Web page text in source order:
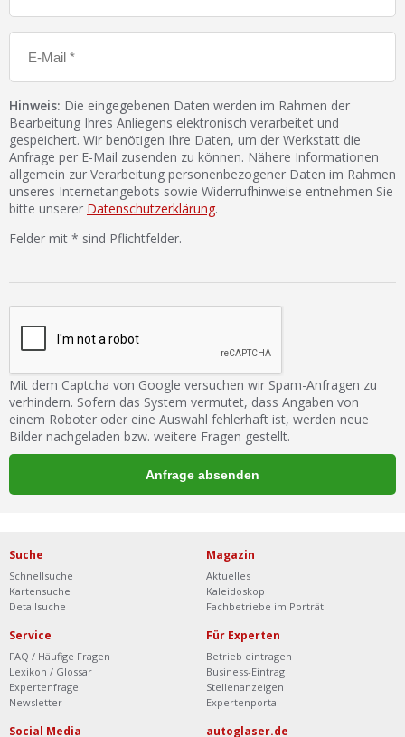
Hinweis: Die eingegebenen Daten werden im Rahmen der
Bearbeitung Ihres Anliegens elektronisch verarbeitet und
gespeichert. Wir benötigen Ihre Daten, um der Werkstatt die
Anfrage per E-Mail zusenden zu können. Nähere Informationen
allgemein zur Verarbeitung personenbezogener Daten im Rahmen
unseres Internetangebots sowie Widerrufhinweise entnehmen Sie
bitte unserer Datenschutzerklärung.
Felder mit * sind Pflichtfelder.
Mit dem Captcha von Google versuchen wir Spam-Anfragen zu
verhindern. Sofern das System vermutet, dass Angaben von
einem Roboter oder eine Auswahl fehlerhaft ist, werden neue
Bilder nachgeladen bzw. weitere Fragen gestellt.
Suche
Schnellsuche
Kartensuche
Detailsuche
Magazin
Aktuelles
Kaleidoskop
Fachbetriebe im Porträt
Service
FAQ / Häufige Fragen
Lexikon / Glossar
Expertenfrage
Newsletter
Für Experten
Betrieb eintragen
Business-Eintrag
Stellenanzeigen
Expertenportal
Social Media autoglaser.de